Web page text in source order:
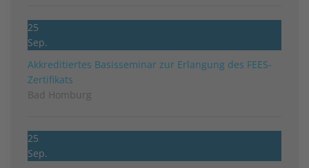
25
Sep.
Akkreditiertes Basisseminar zur Erlangung des FEES-
Zertifikats
Bad Homburg
25
Sep.